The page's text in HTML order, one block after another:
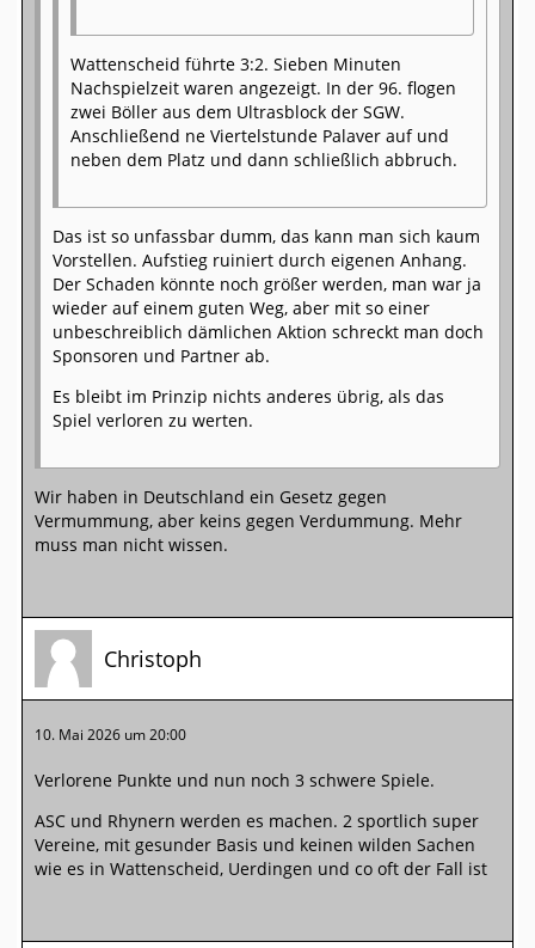
Wattenscheid führte 3:2. Sieben Minuten
Nachspielzeit waren angezeigt. In der 96. flogen
zwei Böller aus dem Ultrasblock der SGW.
Anschließend ne Viertelstunde Palaver auf und
neben dem Platz und dann schließlich abbruch.
Das ist so unfassbar dumm, das kann man sich kaum
Vorstellen. Aufstieg ruiniert durch eigenen Anhang.
Der Schaden könnte noch größer werden, man war ja
wieder auf einem guten Weg, aber mit so einer
unbeschreiblich dämlichen Aktion schreckt man doch
Sponsoren und Partner ab.
Es bleibt im Prinzip nichts anderes übrig, als das
Spiel verloren zu werten.
Wir haben in Deutschland ein Gesetz gegen
Vermummung, aber keins gegen Verdummung. Mehr
muss man nicht wissen.
Christoph
10. Mai 2026 um 20:00
Verlorene Punkte und nun noch 3 schwere Spiele.
ASC und Rhynern werden es machen. 2 sportlich super
Vereine, mit gesunder Basis und keinen wilden Sachen
wie es in Wattenscheid, Uerdingen und co oft der Fall ist